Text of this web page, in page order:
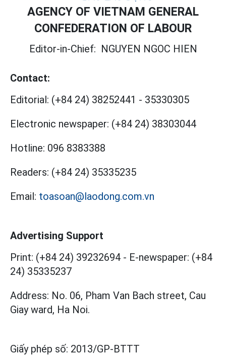
AGENCY OF VIETNAM GENERAL
CONFEDERATION OF LABOUR
Editor-in-Chief: NGUYEN NGOC HIEN
Contact:
Editorial: (+84 24) 38252441 - 35330305
Electronic newspaper: (+84 24) 38303044
Hotline: 096 8383388
Readers: (+84 24) 35335235
Email: toasoan@laodong.com.vn
Advertising Support
Print: (+84 24) 39232694 - E-newspaper: (+84
24) 35335237
Address: No. 06, Pham Van Bach street, Cau
Giay ward, Ha Noi.
Giấy phép số: 2013/GP-BTTT